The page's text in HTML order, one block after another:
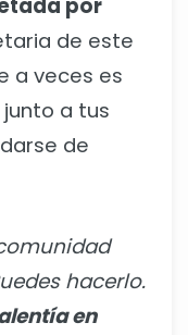
por
de este
a veces es
a tus
de
hacerlo.
en